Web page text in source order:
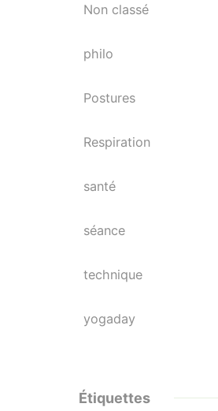
Non classé
philo
Postures
Respiration
santé
séance
technique
yogaday
Étiquettes